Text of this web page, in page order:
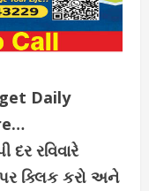
Daily
રવિવારે
ક્લિક કરો અને